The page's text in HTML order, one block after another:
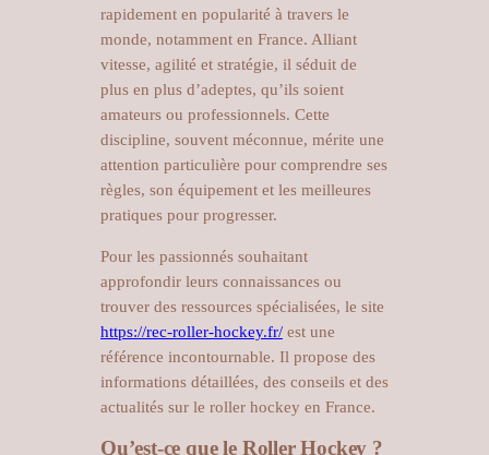
rapidement en popularité à travers le
monde, notamment en France. Alliant
vitesse, agilité et stratégie, il séduit de
plus en plus d’adeptes, qu’ils soient
amateurs ou professionnels. Cette
discipline, souvent méconnue, mérite une
attention particulière pour comprendre ses
règles, son équipement et les meilleures
pratiques pour progresser.
Pour les passionnés souhaitant
approfondir leurs connaissances ou
trouver des ressources spécialisées, le site
https://rec-roller-hockey.fr/ est une
référence incontournable. Il propose des
informations détaillées, des conseils et des
actualités sur le roller hockey en France.
Qu’est-ce que le Roller Hockey ?